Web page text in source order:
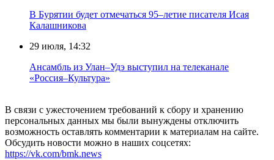
В Бурятии будет отмечаться 95–летие писателя Исая
Калашникова
29 июля, 14:32
Ансамбль из Улан–Удэ выступил на телеканале
«Россия–Культура»
В связи с ужесточением требований к сбору и хранению
персональных данных мы были вынуждены отключить
возможность оставлять комментарии к материалам на сайте.
Обсудить новости можно в наших соцсетях:
https://vk.com/bmk.news